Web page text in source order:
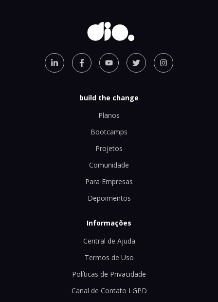
build the change
Planos
Bootcamps
Projetos
Comunidade
Para Empresas
Depoimentos
Informações
Central de Ajuda
Termos de Uso
Políticas de Privacidade
Canal de Contato LGPD